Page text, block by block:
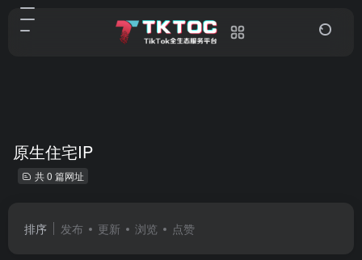
原生住宅IP
共 0 篇网址
排序 发布 更新 浏览 点赞